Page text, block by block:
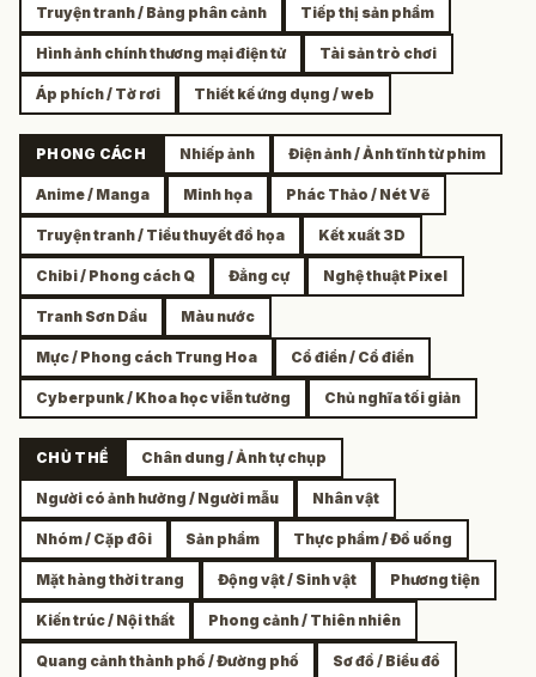
Truyện tranh / Bảng phân cảnh Tiếp thị sản phẩm
Hình ảnh chính thương mại điện tử Tài sản trò chơi
Áp phích / Tờ rơi Thiết kế ứng dụng / web
PHONG CÁCH Nhiếp ảnh Điện ảnh / Ảnh tĩnh từ phim
Anime / Manga Minh họa Phác Thảo / Nét Vẽ
Truyện tranh / Tiểu thuyết đồ họa Kết xuất 3D
Chibi / Phong cách Q Đẳng cự Nghệ thuật Pixel
Tranh Sơn Dầu Màu nước
Mực / Phong cách Trung Hoa Cổ điển / Cổ điển
Cyberpunk / Khoa học viễn tưởng Chủ nghĩa tối giản
CHỦ THỂ Chân dung / Ảnh tự chụp
Người có ảnh hưởng / Người mẫu Nhân vật
Nhóm / Cặp đôi Sản phẩm Thực phẩm / Đồ uống
Mặt hàng thời trang Động vật / Sinh vật Phương tiện
Kiến trúc / Nội thất Phong cảnh / Thiên nhiên
Quang cảnh thành phố / Đường phố Sơ đồ / Biểu đồ